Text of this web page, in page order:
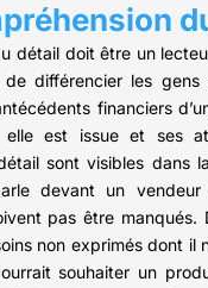
détail doit être un
de différencier les
financiers
elle est issue et ses
sont visibles dans
devant un
pas être manqués.
non exprimés dont il
souhaiter un